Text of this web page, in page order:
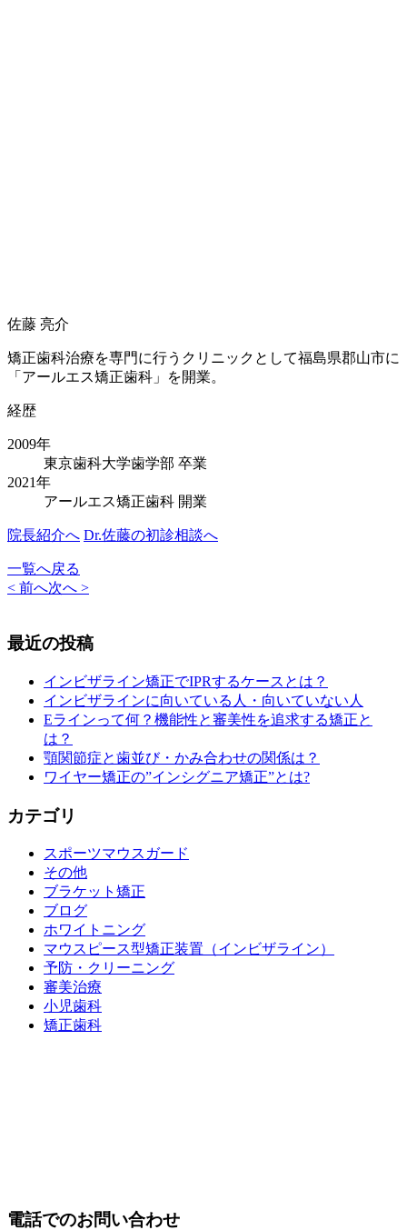
佐藤 亮介
矯正歯科治療を専門に行うクリニックとして福島県郡山市に
「アールエス矯正歯科」を開業。
経歴
2009年
東京歯科大学歯学部 卒業
2021年
アールエス矯正歯科 開業
院長紹介へ Dr.佐藤の初診相談へ
一覧へ戻る
< 前へ次へ >
最近の投稿
インビザライン矯正でIPRするケースとは？
インビザラインに向いている人・向いていない人
Eラインって何？機能性と審美性を追求する矯正と
は？
顎関節症と歯並び・かみ合わせの関係は？
ワイヤー矯正の”インシグニア矯正”とは?
カテゴリ
スポーツマウスガード
その他
ブラケット矯正
ブログ
ホワイトニング
マウスピース型矯正装置（インビザライン）
予防・クリーニング
審美治療
小児歯科
矯正歯科
電話でのお問い合わせ